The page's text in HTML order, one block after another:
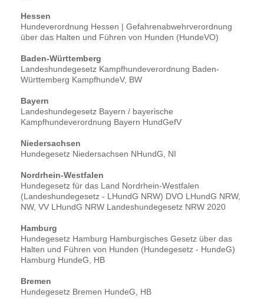
Hessen
Hundeverordnung Hessen | Gefahrenabwehrverordnung
über das Halten und Führen von Hunden (HundeVO)
Baden-Württemberg
Landeshundegesetz Kampfhundeverordnung Baden-
Württemberg KampfhundeV, BW
Bayern
Landeshundegesetz Bayern / bayerische
Kampfhundeverordnung Bayern HundGefV
Niedersachsen
Hundegesetz Niedersachsen NHundG, NI
Nordrhein-Westfalen
Hundegesetz für das Land Nordrhein-Westfalen
(Landeshundegesetz - LHundG NRW) DVO LHundG NRW,
NW, VV LHundG NRW Landeshundegesetz NRW 2020
Hamburg
Hundegesetz Hamburg Hamburgisches Gesetz über das
Halten und Führen von Hunden (Hundegesetz - HundeG)
Hamburg HundeG, HB
Bremen
Hundegesetz Bremen HundeG, HB